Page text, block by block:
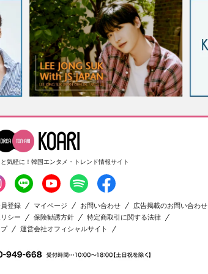
気軽に！ 韓国エンタメ・トレンド情報サイト
登録 マイページ お問い合わせ
広告掲載のお問い合わせ
シー 保険勧誘方針
特定商取引に関する法律
運営会社オフィシャルサイト